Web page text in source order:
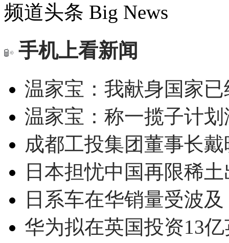
频道头条 Big News
手机上看新闻
温家宝：我献身国家
温家宝：称一揽子计
成都工投集团董事长
日本担忧中国再限稀
日系车在华销量受波
华为拟在英国投资13